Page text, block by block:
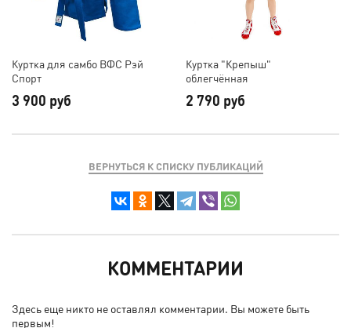
Куртка для самбо ВФС Рэй
Спорт
3 900 руб
Куртка "Крепыш"
облегчённая
2 790 руб
ВЕРНУТЬСЯ К СПИСКУ ПУБЛИКАЦИЙ
КОММЕНТАРИИ
Здесь еще никто не оставлял комментарии. Вы можете быть
первым!